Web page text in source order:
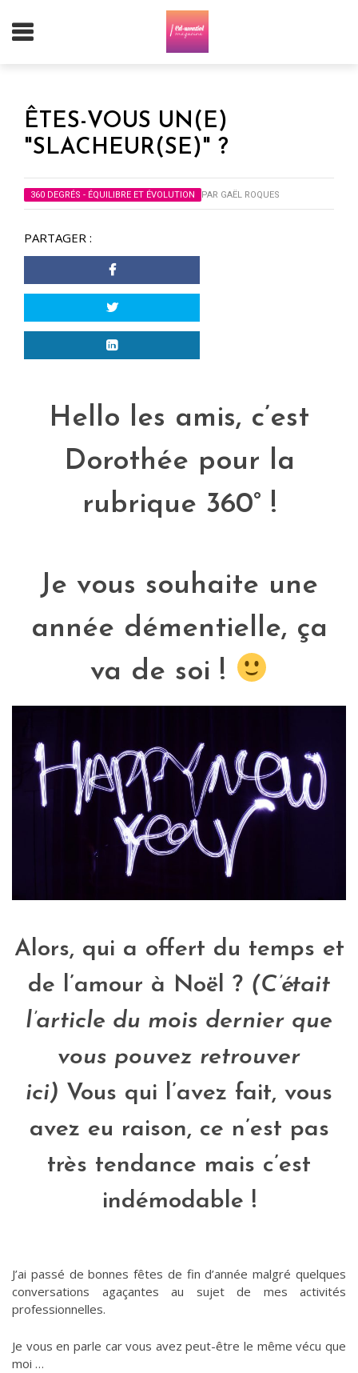
ÊTES-VOUS UN(E)
"SLACHEUR(SE)" ?
360 DEGRÉS - ÉQUILIBRE ET ÉVOLUTION PAR GAËL ROQUES
PARTAGER :
Hello les amis, c’est
Dorothée pour la
rubrique 360° !
Je vous souhaite une
année démentielle, ça
va de soi !
Alors, qui a offert du temps et
de l’amour à Noël ? (C’était
l’article du mois dernier que
vous pouvez retrouver
ici) Vous qui l’avez fait, vous
avez eu raison, ce n’est pas
très tendance mais c’est
indémodable !
J’ai passé de bonnes fêtes de fin d’année malgré quelques
conversations agaçantes au sujet de mes activités
professionnelles.
Je vous en parle car vous avez peut-être le même vécu que
moi …